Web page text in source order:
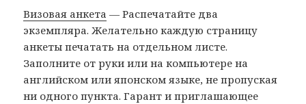
Визовая анкета — Распечатайте два
экземпляра. Желательно каждую страницу
анкеты печатать на отдельном листе.
Заполните от руки или на компьютере на
английском или японском языке, не пропуская
ни одного пункта. Гарант и приглашающее